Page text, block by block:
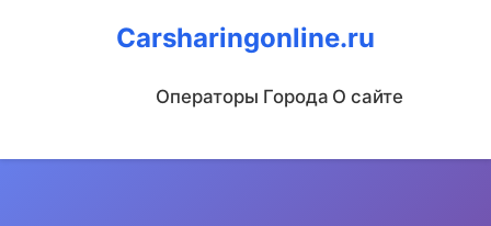
Carsharingonline.ru
Операторы Города О сайте